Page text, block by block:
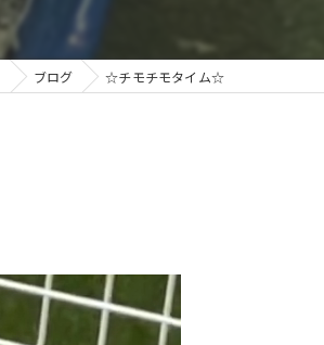
ブログ ☆チモチモタイム☆